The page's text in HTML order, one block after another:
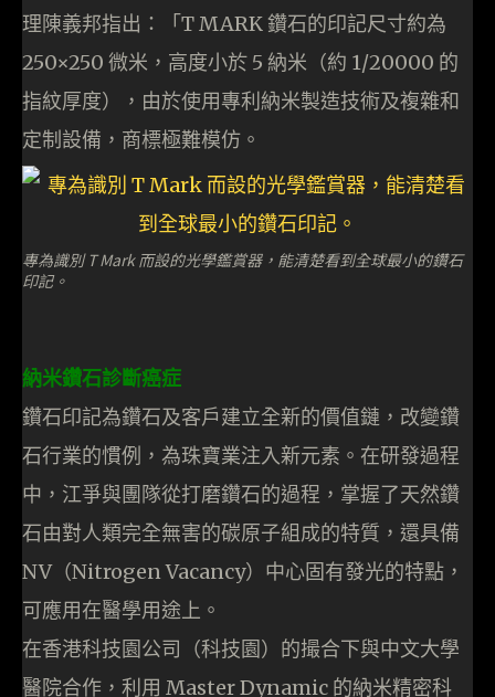
理陳義邦指出：「T MARK 鑽石的印記尺寸約為
250×250 微米，高度小於 5 納米（約 1/20000 的
指紋厚度），由於使用專利納米製造技術及複雜和
定制設備，商標極難模仿。
專為識別 T Mark 而設的光學鑑賞器，能清楚看到全球最小的鑽石
印記。
納米鑽石診斷癌症
鑽石印記為鑽石及客戶建立全新的價值鏈，改變鑽
石行業的慣例，為珠寶業注入新元素。在研發過程
中，江爭與團隊從打磨鑽石的過程，掌握了天然鑽
石由對人類完全無害的碳原子組成的特質，還具備
NV（Nitrogen Vacancy）中心固有發光的特點，
可應用在醫學用途上。
在香港科技園公司（科技園）的撮合下與中文大學
醫院合作，利用 Master Dynamic 的納米精密科